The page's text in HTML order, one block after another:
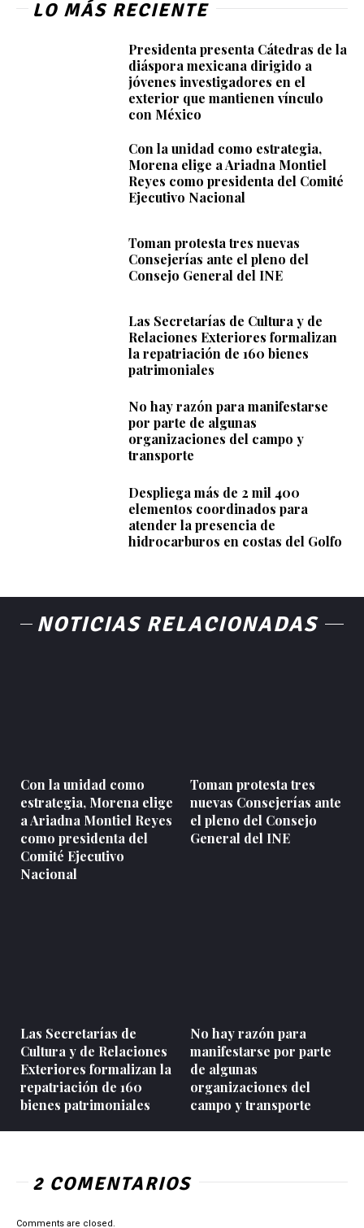
LO MÁS RECIENTE
Presidenta presenta Cátedras de la
diáspora mexicana dirigido a
jóvenes investigadores en el
exterior que mantienen vínculo
con México
Con la unidad como estrategia,
Morena elige a Ariadna Montiel
Reyes como presidenta del Comité
Ejecutivo Nacional
Toman protesta tres nuevas
Consejerías ante el pleno del
Consejo General del INE
Las Secretarías de Cultura y de
Relaciones Exteriores formalizan
la repatriación de 160 bienes
patrimoniales
No hay razón para manifestarse
por parte de algunas
organizaciones del campo y
transporte
Despliega más de 2 mil 400
elementos coordinados para
atender la presencia de
hidrocarburos en costas del Golfo
NOTICIAS RELACIONADAS
Con la unidad como
estrategia, Morena elige
a Ariadna Montiel Reyes
como presidenta del
Comité Ejecutivo
Nacional
Toman protesta tres
nuevas Consejerías ante
el pleno del Consejo
General del INE
Las Secretarías de
Cultura y de Relaciones
Exteriores formalizan la
repatriación de 160
bienes patrimoniales
No hay razón para
manifestarse por parte
de algunas
organizaciones del
campo y transporte
2 COMENTARIOS
Comments are closed.